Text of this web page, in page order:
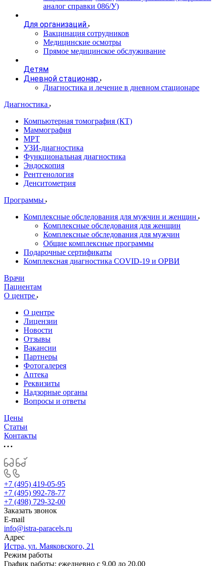
аналог справки 086/У)
Для организаций
Вакцинация сотрудников
Медицинские осмотры
Прямое медицинское обслуживание
Детям
Дневной стационар
Диагностика и лечение в дневном стационаре
Диагностика
Компьютерная томография (КТ)
Маммография
МРТ
УЗИ-диагностика
Функциональная диагностика
Эндоскопия
Рентгенология
Денситометрия
Программы
Комплексные обследования для мужчин и женщин
Комплексные обследования для женщин
Комплексные обследования для мужчин
Общие комплексные программы
Подарочные сертификаты
Комплексная диагностика COVID-19 и ОРВИ
Врачи
Пациентам
О центре
О центре
Лицензии
Новости
Отзывы
Вакансии
Партнеры
Фотогалерея
Аптека
Реквизиты
Надзорные органы
Вопросы и ответы
Цены
Статьи
Контакты
+7 (495) 419-05-95
+7 (495) 992-78-77
+7 (498) 729-32-00
Заказать звонок
E-mail
info@istra-paracels.ru
Адрес
Истра, ул. Маяковского, 21
Режим работы
График работы: ежедневно с 9.00 до 20.00